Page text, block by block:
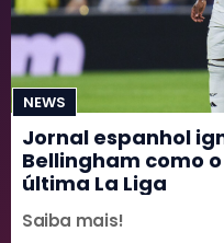
NEWS
Jornal espanhol
Bellingham como
última La Liga
Saiba mais!